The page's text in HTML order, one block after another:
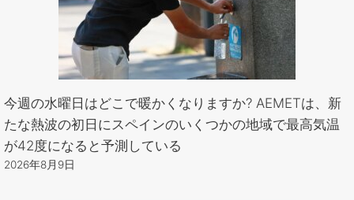
今週の水曜日はどこで暖かくなりますか? AEMETは、新
たな熱波の初日にスペインのいくつかの地域で最高気温
が42度になると予測している
2026年8月9日